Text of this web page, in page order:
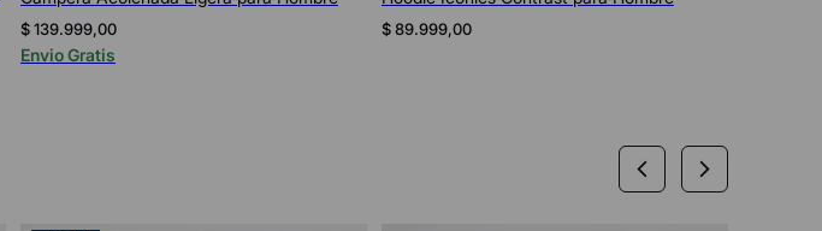
$139.999,00
Envio Gratis
$89.999,00